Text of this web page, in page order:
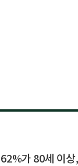
가 80세 이